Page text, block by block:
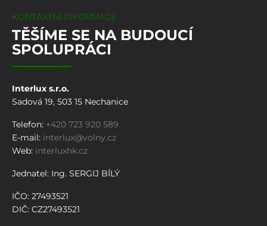
KONTAKTNÍ INFORMACE
TĚŠÍME SE NA BUDOUCÍ
SPOLUPRÁCI
Interlux s.r.o.
Sadová 19, 503 15 Nechanice
Telefon: +420 723 920 589
E-mail: interlux@volny.cz
Web: interluxhk.cz
Jednatel: Ing. SERGIJ BÍLÝ
IČO: 27493521
DIČ: CZ27493521